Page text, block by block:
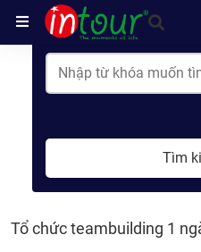
Trang chủ Tổ chức
Tìm
Tổ chức teambuilding 1